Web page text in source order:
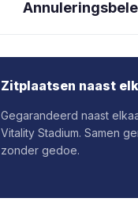
Zitplaatsen naast
Gegarandeerd naast
Vitality Stadium. Samen
zonder gedoe.